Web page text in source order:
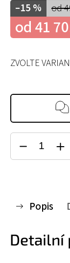
od
–15 %
od41
ZVOLTE
Popis
Detailní